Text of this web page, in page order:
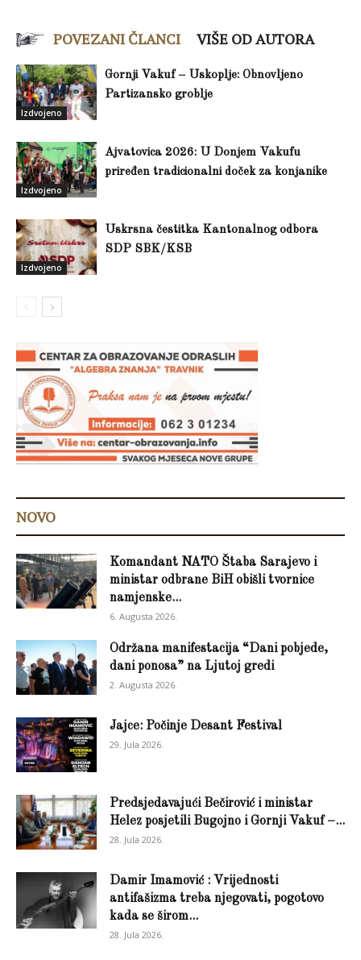
POVEZANI ČLANCI VIŠE OD AUTORA
Izdvojeno
Gornji Vakuf – Uskoplje: Obnovljeno
Partizansko groblje
Izdvojeno
Ajvatovica 2026: U Donjem Vakufu
priređen tradicionalni doček za konjanike
Izdvojeno
Uskrsna čestitka Kantonalnog odbora
SDP SBK/KSB
NOVO
Komandant NATO Štaba Sarajevo i
ministar odbrane BiH obišli tvornice
namjenske...
6. Augusta 2026.
Održana manifestacija “Dani pobjede,
dani ponosa” na Ljutoj gredi
2. Augusta 2026.
Jajce: Počinje Desant Festival
29. Jula 2026.
Predsjedavajući Bečirović i ministar
Helez posjetili Bugojno i Gornji Vakuf –...
28. Jula 2026.
Damir Imamović : Vrijednosti
antifašizma treba njegovati, pogotovo
kada se širom...
28. Jula 2026.